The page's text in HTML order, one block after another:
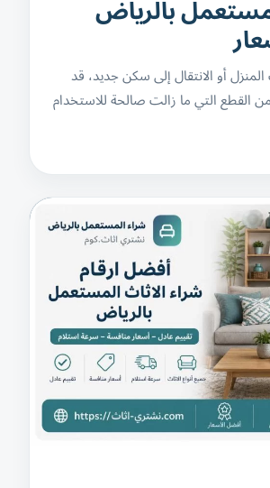
بالرياض
المنزل أو الانتقال إلى سكن جديد، قد
القطع التي ما زالت صالحة للاستخدام